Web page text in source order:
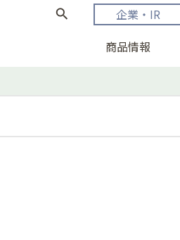
商品情報
search 企業・IR